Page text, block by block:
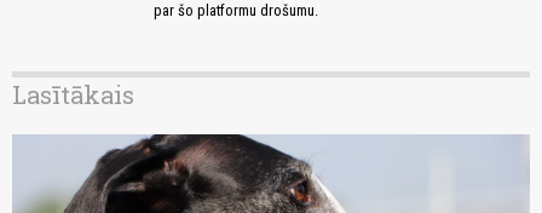
par šo platformu drošumu.
Lasītākais